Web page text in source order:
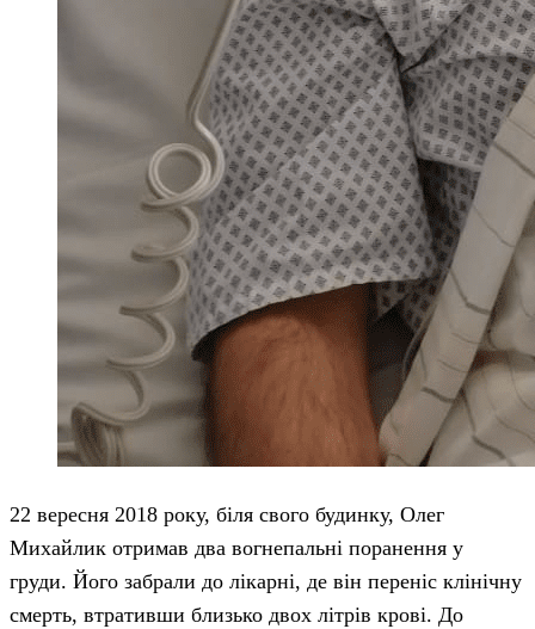
22 вересня 2018 року, біля свого будинку, Олег
Михайлик отримав два вогнепальні поранення у
груди. Його забрали до лікарні, де він переніс клінічну
смерть, втративши близько двох літрів крові. До